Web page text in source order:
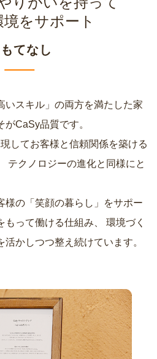
をサポート
てなし
いスキル」の両方を満たした家
CaSy品質です。
してお客様と信頼関係を築ける
様の「笑顔の暮らし」をサポー
もって働ける仕組み、
かしつつ整え続けています。